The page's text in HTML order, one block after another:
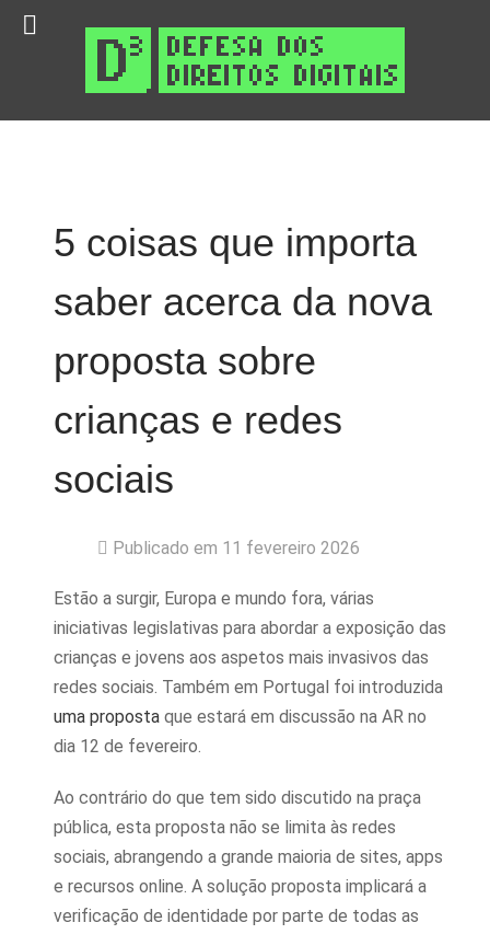
5 coisas que importa
saber acerca da nova
proposta sobre
crianças e redes
sociais
Publicado em 11 fevereiro 2026
Estão a surgir, Europa e mundo fora, várias
iniciativas legislativas para abordar a exposição das
crianças e jovens aos aspetos mais invasivos das
redes sociais. Também em Portugal foi introduzida
uma proposta que estará em discussão na AR no
dia 12 de fevereiro.
Ao contrário do que tem sido discutido na praça
pública, esta proposta não se limita às redes
sociais, abrangendo a grande maioria de sites, apps
e recursos online. A solução proposta implicará a
verificação de identidade por parte de todas as